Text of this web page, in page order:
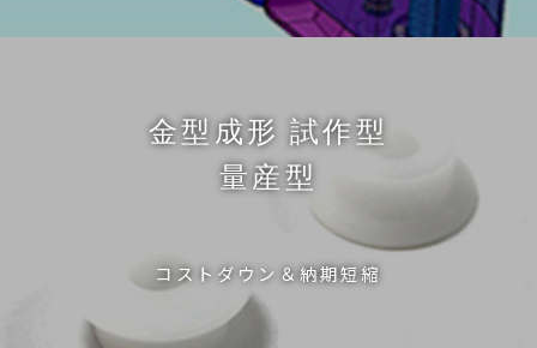
金型成形 試作型
量産型
コストダウン＆納期短縮